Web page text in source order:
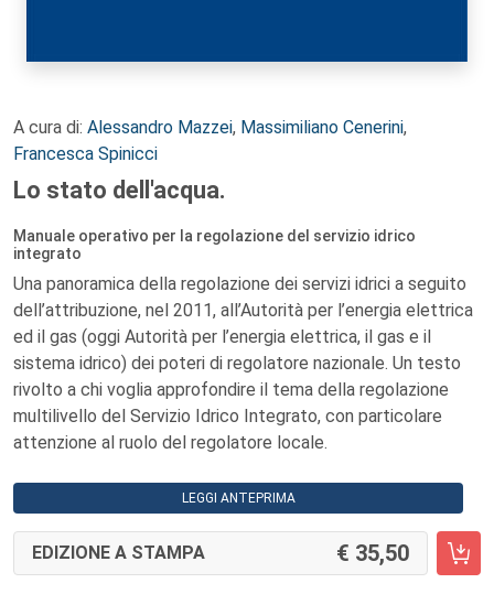
A cura di: Alessandro Mazzei, Massimiliano Cenerini,
Francesca Spinicci
Lo stato dell'acqua.
Manuale operativo per la regolazione del servizio idrico
integrato
Una panoramica della regolazione dei servizi idrici a seguito
dell’attribuzione, nel 2011, all’Autorità per l’energia elettrica
ed il gas (oggi Autorità per l’energia elettrica, il gas e il
sistema idrico) dei poteri di regolatore nazionale. Un testo
rivolto a chi voglia approfondire il tema della regolazione
multilivello del Servizio Idrico Integrato, con particolare
attenzione al ruolo del regolatore locale.
LEGGI ANTEPRIMA
EDIZIONE A STAMPA 35,50